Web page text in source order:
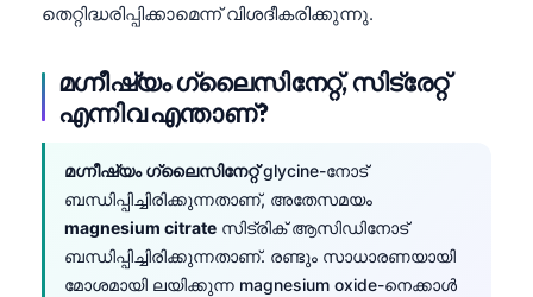
തെറ്റിദ്ധരിപ്പിക്കാമെന്ന് വിശദീകരിക്കുന്നു.
മഗ്നീഷ്യം ഗ്ലൈസിനേറ്റ്, സിട്രേറ്റ്
എന്നിവ എന്താണ്?
മഗ്നീഷ്യം ഗ്ലൈസിനേറ്റ്glycine-നോട്
ബന്ധിപ്പിച്ചിരിക്കുന്നതാണ്, അതേസമയം
magnesium citrate സിട്രിക് ആസിഡിനോട്
ബന്ധിപ്പിച്ചിരിക്കുന്നതാണ്. രണ്ടും സാധാരണയായി
മോശമായി ലയിക്കുന്ന magnesium oxide-നെക്കാൾ